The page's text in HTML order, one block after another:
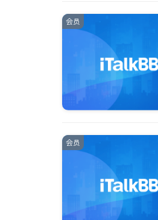
会员
会员